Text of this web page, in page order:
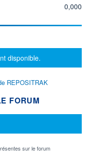
0,000
disponible.
REPOSITRAK
FORUM
sur le forum